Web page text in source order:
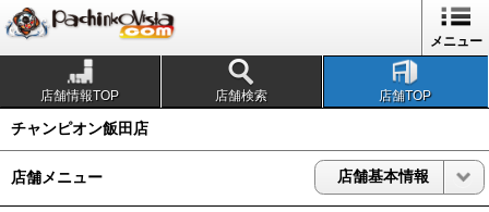
メニュー
店舗情報TOP 店舗検索 店舗TOP
チャンピオン飯田店
店舗メニュー 店舗基本情報